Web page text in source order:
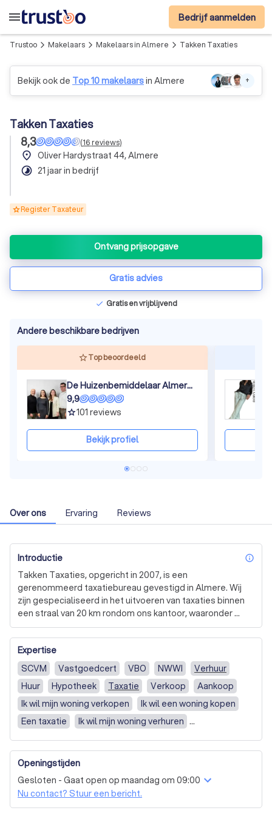
menu Bedrijf aanmelden
Trustoo arrow_forward_ios Makelaars arrow_forward_ios Makelaars in Almere arrow_forward_ios Takken Taxaties
Bekijk ook de Top 10 makelaarsin Almere +
Takken Taxaties
8,3
(16reviews)
place Oliver Hardystraat 44, Almere
timelapse 21 jaar in bedrijf
Register Taxateur
Ontvang prijsopgave
Gratis advies
check Gratis en vrijblijvend
Andere beschikbare bedrijven
Top beoordeeld
De Huizenbemiddelaar Almere & Lelystad
9,9
grade101 reviews
Bekijk profiel
Over ons Ervaring Reviews
Introductie
Takken Taxaties, opgericht in 2007, is een
gerenommeerd taxatiebureau gevestigd in Almere. Wij
zijn gespecialiseerd in het uitvoeren van taxaties binnen
een straal van 20 km rondom ons kantoor, waaronder
Almere, Lelystad zuid en 't Gooi tot en met Hilversum.
Onze expertise omvat het taxeren van bedrijfspanden,
winkelruimtes en kantoorpanden.
Bij Takken Taxaties streven we ernaar om onze klanten
een snelle en nauwkeurige service te bieden. Binnen 14
dagen na de opnamedatum kunt u het taxatierapport
verwachten. We bieden ook de mogelijkheid om een
spoedtaxatierapport aan te vragen, waarbij we er alles
aan doen om het rapport voor de gewenste datum op te
leveren.
Onze klantgerichte benadering wordt ondersteund door
een eenvoudig en efficiënt boekingssysteem. U kunt zelf
online een afspraak inplannen op een datum en tijdstip
Expertise
SCVM
Vastgoedcert VBO NWWI
Verhuur
Huur
Hypotheek Taxatie Verkoop
Aankoop
Ik wil mijn woning verkopen
Ik wil een woning kopen
Een taxatie
Ik wil mijn woning verhuren
Ik zoek een huurwoning
Tussenwoning/rijtjeshuis
Hoekwoning
Vrijstaande woning
Ander soort woning
Begeleiding bij het zoeken en kopen van een
koopwoning
Openingstijden
Gesloten - Gaat open op maandag om 09:00
Nu contact? Stuur een bericht.